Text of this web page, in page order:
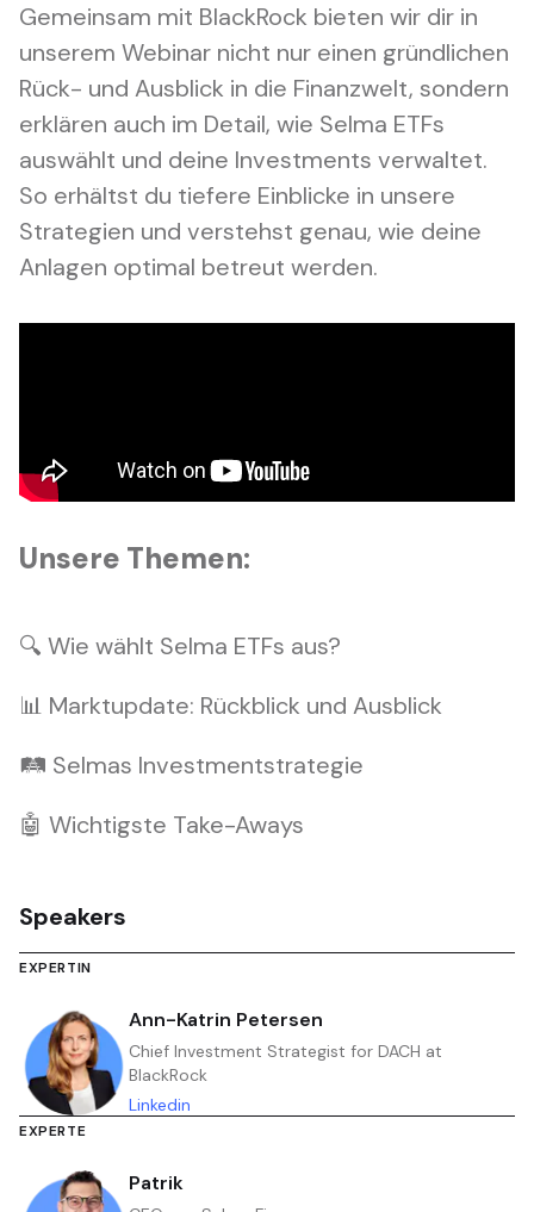
Gemeinsam mit BlackRock bieten wir dir in
unserem Webinar nicht nur einen gründlichen
Rück- und Ausblick in die Finanzwelt, sondern
erklären auch im Detail, wie Selma ETFs
auswählt und deine Investments verwaltet.
So erhältst du tiefere Einblicke in unsere
Strategien und verstehst genau, wie deine
Anlagen optimal betreut werden.
Unsere Themen:
🔍 Wie wählt Selma ETFs aus?
📊 Marktupdate: Rückblick und Ausblick
🛤 Selmas Investmentstrategie
🤖 Wichtigste Take-Aways
Speakers
EXPERTIN
Ann-Katrin Petersen
Chief Investment Strategist for DACH at
BlackRock
Linkedin
EXPERTE
Patrik